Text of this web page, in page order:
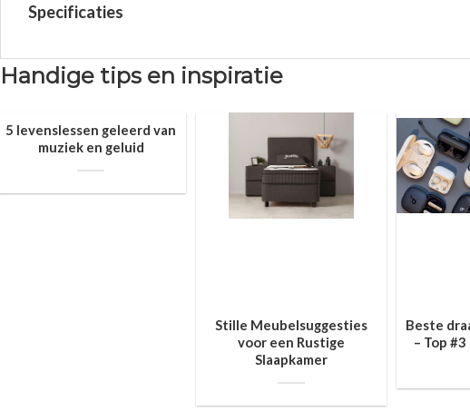
Specificaties
Handige tips en inspiratie
5 levenslessen geleerd van
muziek en geluid
Stille Meubelsuggesties
voor een Rustige
Slaapkamer
Beste
– Top